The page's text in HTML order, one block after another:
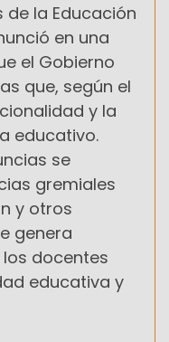
de la Educación
en una
el Gobierno
que, según el
y la
educativo.
se
gremiales
y otros
genera
docentes
educativa y